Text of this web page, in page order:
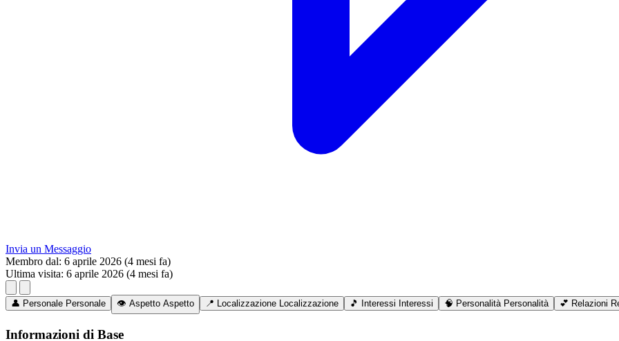
Invia un Messaggio
Membro dal: 6 aprile 2026 (4 mesi fa)
Ultima visita: 6 aprile 2026 (4 mesi fa)
👤 Personale Personale 👁️ Aspetto Aspetto 📍 Localizzazione Localizzazione 🎵 Interessi Interessi 🧠 Personalità Personalità 💕 Relazioni
Informazioni di Base